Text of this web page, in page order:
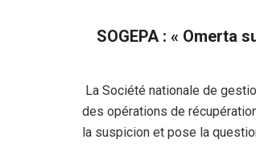
SOGEPA : « Omerta
La Société nationale de
des opérations de
la suspicion et pose la